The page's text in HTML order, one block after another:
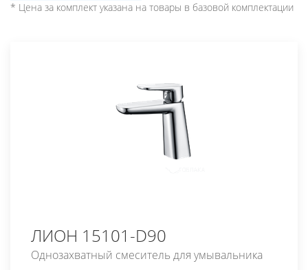
* Цена за комплект указана на товары в базовой комплектации
ЛИОН 15101-D90
Однозахватный смеситель для умывальника